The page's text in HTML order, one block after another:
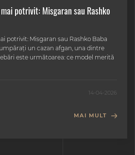
potrivit: Misgaran sau Rashko
potrivit: Misgaran sau Rashko Baba
un cazan afgan, una dintre
este următoarea: ce model merită
14-04-2026
MAI MULT